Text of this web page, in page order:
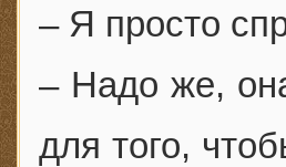
– Я просто
– Надо же,
для того,